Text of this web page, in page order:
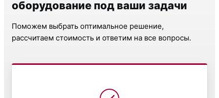
оборудование под ваши задачи
Поможем выбрать оптимальное решение,
рассчитаем стоимость и ответим на все вопросы.